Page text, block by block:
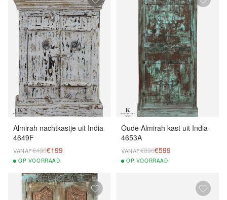
Almirah nachtkastje uit India
4649F
VANAF€490€199
OP VOORRAAD
Oude Almirah kast uit India
4653A
VANAF€890€599
OP VOORRAAD